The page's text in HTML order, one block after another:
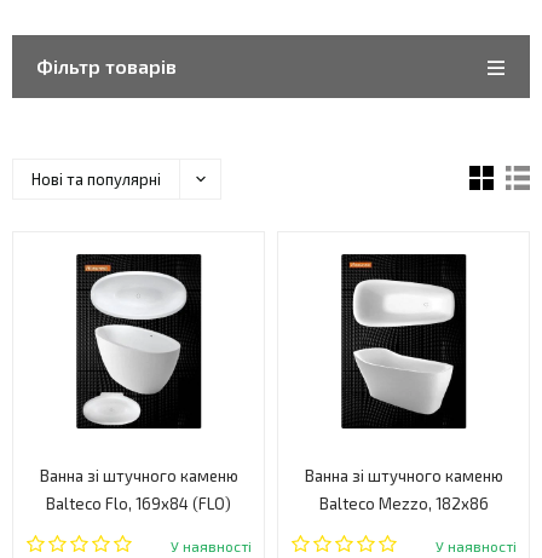
Фільтр товарів
Нові та популярні
Ванна зі штучного каменю
Balteco Flo, 169х84 (FLO)
У наявності
Ванна зі штучного каменю
Balteco Mezzo, 182х86
(MEZZO)
У наявності